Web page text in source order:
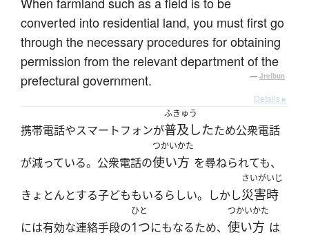
converted into residential land, you must first go
through the necessary procedures for obtaining
permission from the relevant department of the
prefectural government.
— Jreibun
Details ▸
携帯電話やスマートフォンが
ふきゅう
普及したため公衆電話
が減っている。公衆電話の
つかいかた
使い方 を尋ねられても、
きょとんとする子どももいるらしい。しかし
さいがいじ
災害時
には有効な連絡手段の
ひと
1つにもなるため、
つかいかた
使い方 は